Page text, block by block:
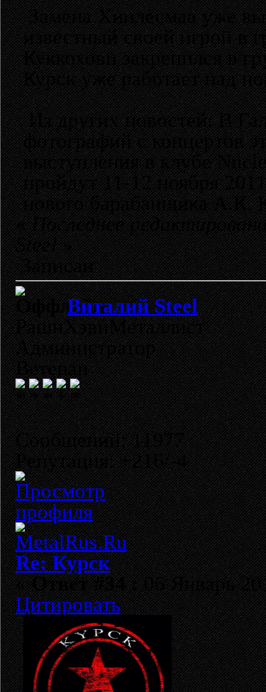
Замена Хиилесмаа уже
известный своей игрой в
Куккохови закрепился в
Курск уже работает над
Из других новостей: В
фотографий с концертов
выступления в клубе
пройдут 11-12 ноября
нового барабанщика А.К.
«Последнее
Steel»
Записан
Виталий Steel
РашнХэвиМеталлист
Администратор
Ветеран
Сообщений: 11977
Репутация: +216/-4
Re: Курск
«Ответ #34 :06 Январь
Цитировать